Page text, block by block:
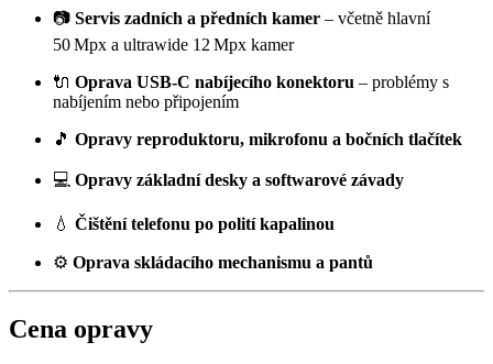
📷 Servis zadních a předních kamer – včetně hlavní
50 Mpx a ultrawide 12 Mpx kamer
🔌 Oprava USB‑C nabíjecího konektoru – problémy s
nabíjením nebo připojením
🎵 Opravy reproduktoru, mikrofonu a bočních tlačítek
💻 Opravy základní desky a softwarové závady
💧 Čištění telefonu po polití kapalinou
⚙️ Oprava skládacího mechanismu a pantů
Cena opravy